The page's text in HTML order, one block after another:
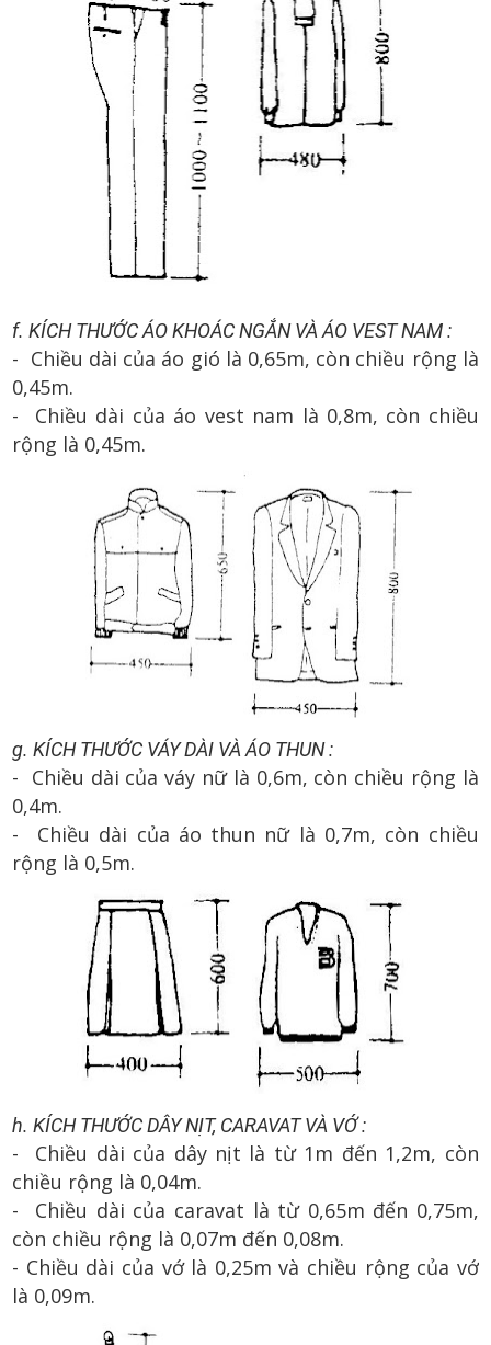
f. KÍCH THƯỚC ÁO KHOÁC NGẮN VÀ ÁO VEST NAM :
- Chiều dài của áo gió là 0,65m, còn chiều rộng là
0,45m.
- Chiều dài của áo vest nam là 0,8m, còn chiều
rộng là 0,45m.
g. KÍCH THƯỚC VÁY DÀI VÀ ÁO THUN :
- Chiều dài của váy nữ là 0,6m, còn chiều rộng là
0,4m.
- Chiều dài của áo thun nữ là 0,7m, còn chiều
rộng là 0,5m.
h. KÍCH THƯỚC DÂY NỊT, CARAVAT VÀ VỚ :
- Chiều dài của dây nịt là từ 1m đến 1,2m, còn
chiều rộng là 0,04m.
- Chiều dài của caravat là từ 0,65m đến 0,75m,
còn chiều rộng là 0,07m đến 0,08m.
- Chiều dài của vớ là 0,25m và chiều rộng của vớ
là 0,09m.